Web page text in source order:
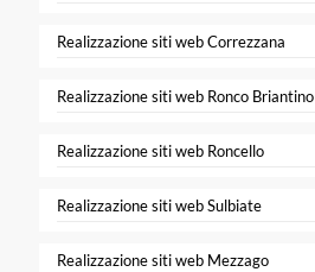
Realizzazione siti web Correzzana
Realizzazione siti web Ronco Briantino
Realizzazione siti web Roncello
Realizzazione siti web Sulbiate
Realizzazione siti web Mezzago